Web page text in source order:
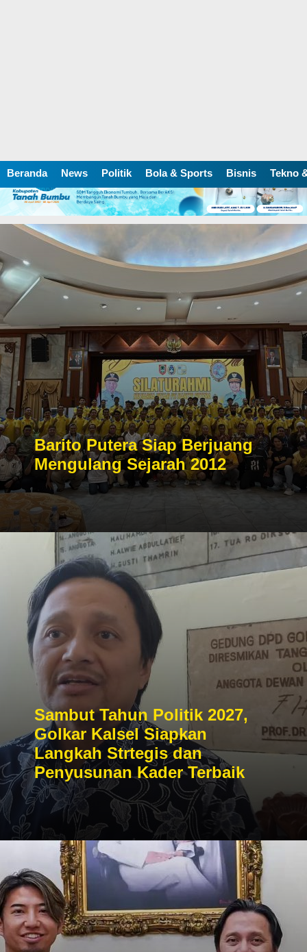
Beranda News Politik Bola & Sports Bisnis Tekno
Barito Putera Siap Berjuang
Mengulang Sejarah 2012
Sambut Tahun Politik 2027,
Golkar Kalsel Siapkan
Langkah Strtegis dan
Penyusunan Kader Terbaik